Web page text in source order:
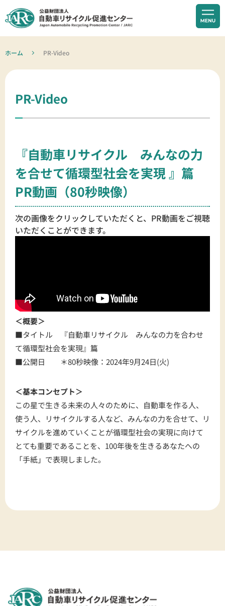
ホーム PR-Video
PR-Video
『自動車リサイクル みんなの力
を合せて循環型社会を実現 』篇
PR動画（80秒映像）
次の画像をクリックしていただくと、PR動画をご視聴
いただくことができます。
＜概要＞
■タイトル 『自動車リサイクル みんなの力を合わせ
て循環型社会を実現』篇
■公開日 ＊80秒映像：2024年9月24日(火)
＜基本コンセプト＞
この星で生きる未来の人々のために、自動車を作る人、
使う人、リサイクルする人など、みんなの力を合せて、リ
サイクルを進めていくことが循環型社会の実現に向けて
とても重要であることを、100年後を生きるあなたへの
「手紙」で表現しました。